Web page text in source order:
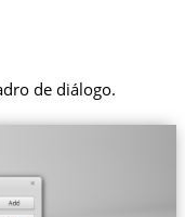
de diálogo.